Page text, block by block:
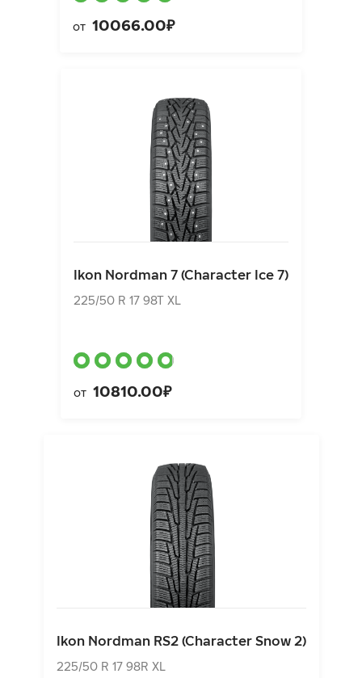
от 10066.00₽
Ikon Nordman 7 (Character Ice 7)
225/50 R 17 98T XL
от 10810.00₽
Ikon Nordman RS2 (Character Snow 2)
225/50 R 17 98R XL
Ikon Nordman 7 (Character Ice 7)
225/50 R 17 98T XL
от10810.00₽
Ikon Nordman RS2 (Character Snow 2)
225/50 R 17 98R XL
от9420.00₽